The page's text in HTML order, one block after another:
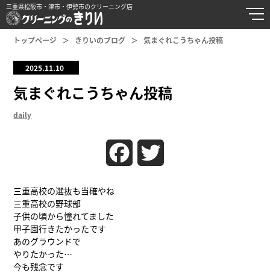
三重県松阪市・津市・伊勢市のクリーニング店
トップページ きりいのブログ 気まぐれこうちゃん投稿
2025.11.10
気まぐれこうちゃん投稿
daily
Facebook
三重高校の選抜も当確やね
三重高校の野球部
子供の頃から憧れてました
甲子園行きたかったです
あのグラウンドで
やりたかった…
今も残念です